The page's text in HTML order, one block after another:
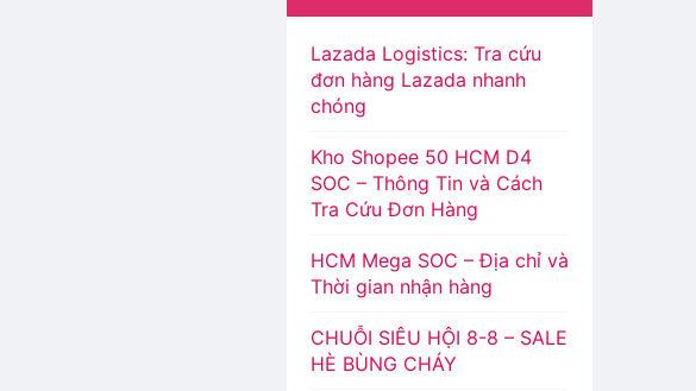
Lazada Logistics: Tra cứu
đơn hàng Lazada nhanh
chóng
Kho Shopee 50 HCM D4
SOC – Thông Tin và Cách
Tra Cứu Đơn Hàng
HCM Mega SOC – Địa chỉ và
Thời gian nhận hàng
CHUỖI SIÊU HỘI 8-8 – SALE
HÈ BÙNG CHÁY